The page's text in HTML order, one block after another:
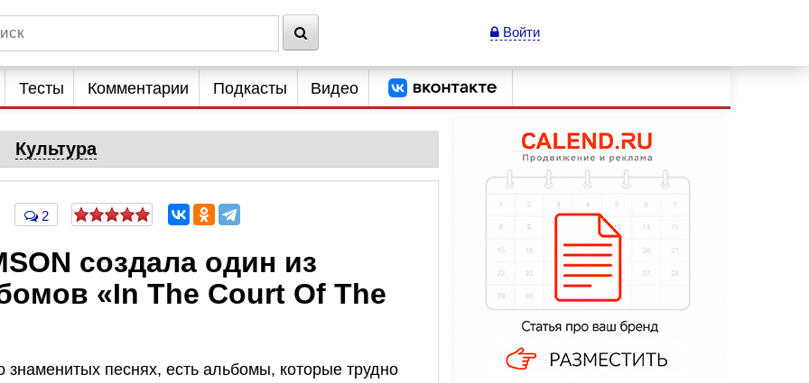
Войти
Тесты Комментарии Подкасты Видео
Культура
2
создала один из
«In The Court Of The
песнях, есть альбомы, которые трудно